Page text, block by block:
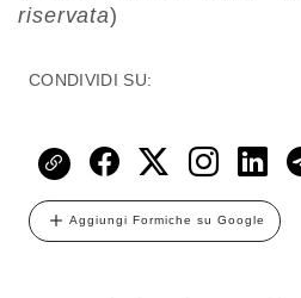
riservata)
CONDIVIDI SU:
Aggiungi Formiche su Google